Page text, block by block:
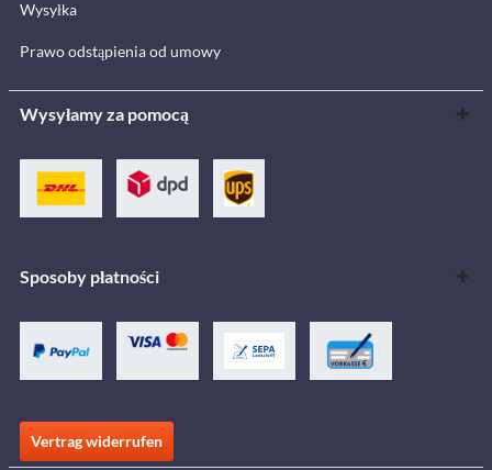
Wysyłka
Prawo odstąpienia od umowy
Wysyłamy za pomocą
Sposoby płatności
Vertrag widerrufen